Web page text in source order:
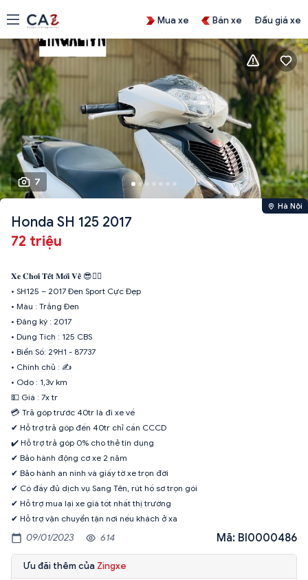
Mua xe Bán xe Đấu giá xe
7
Hà Nội
Honda SH 125 2017
72 triệu
𝐗𝐞 𝐂𝐡𝐨̛𝐢 𝐓𝐞̂́𝐭 𝐌𝐨̛́𝐢 𝐕𝐞̂̀ 😎👍🏻
• SH125 – 2017 Đen Sport Cực Đẹp
• Màu : Trắng Đen
• Đăng ký : 2017
• Dung Tích : 125 CBS
• Biển Số: 29H1 - 87737
• Chính chủ : ✍️
• Odo : 1,3v km
💵 Giá : 7x tr
💳 Trả góp trước 40tr là đi xe về
✔ Hỗ trợ trả góp đến 40tr chỉ cần CCCD
✔️ Hỗ trợ trả góp 0% cho thẻ tín dụng
✔ Bảo hành động cơ xe 2 năm
✔ Bảo hành an ninh và giấy tờ xe trọn đời
✔ Có đầy đủ dịch vụ Sang Tên, rút hồ sơ trọn gói
✔ Hỗ trợ mua lại xe giá tốt nhất thị trường
✔ Hỗ trợ vận chuyển tận nơi nếu khách ở xa
09/01/2023 614 Mã: BI0000486
Ưu đãi thêm của Zingxe